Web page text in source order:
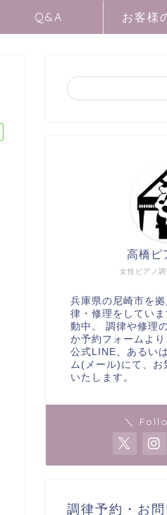
Q&A お客様
女性ピアノ
高橋ピ
兵庫県の尼崎市を
律・修理をしてい
動中。 調律や修理
か予約フォームより
公式LINE、あるい
ム(メール)にて、お
いたします。
＼
調律予約・お